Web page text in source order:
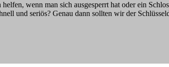
wenn man sich ausgesperrt hat oder ein
und seriös? Genau dann sollten wir der